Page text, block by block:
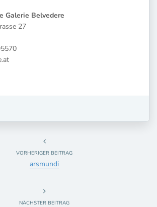
Galerie Belvedere
27
VORHERIGER BEITRAG
arsmundi
NÄCHSTER BEITRAG